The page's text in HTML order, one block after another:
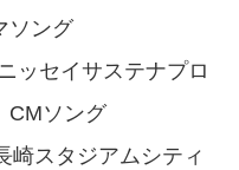
ソング
ッセイサステナプロ
CMソング
スタジアムシティ